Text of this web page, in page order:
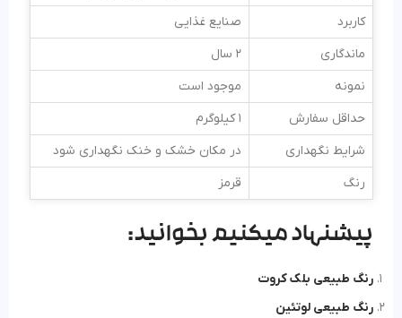
کاربرد
صنایع غذایی
ماندگاری
2 سال
نمونه
موجود است
حداقل سفارش
1 کیلوگرم
شرایط نگهداری
در مکان خشک و خنک نگهداری شود
رنگ
قرمز
پیشنهاد میکنیم بخوانید:
رنگ طبیعی بلک کروت
رنگ طبیعی لوتئین